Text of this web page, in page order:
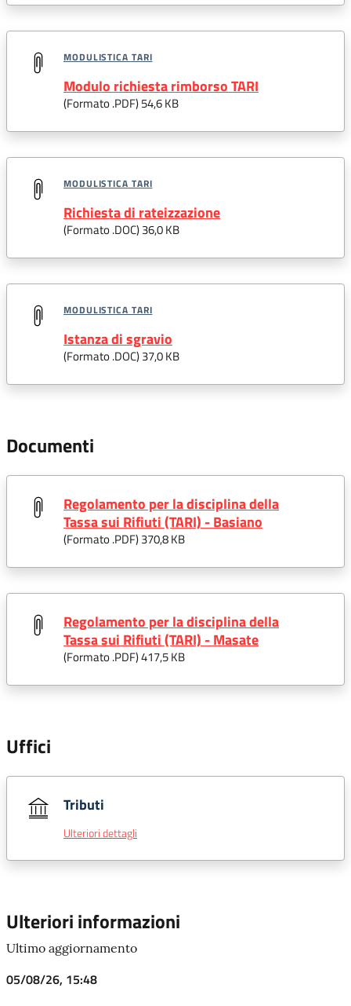
MODULISTICA TARI
Modulo richiesta rimborso TARI
(Formato .PDF) 54,6 KB
MODULISTICA TARI
Richiesta di rateizzazione
(Formato .DOC) 36,0 KB
MODULISTICA TARI
Istanza di sgravio
(Formato .DOC) 37,0 KB
Documenti
Regolamento per la disciplina della
Tassa sui Rifiuti (TARI) - Basiano
(Formato .PDF) 370,8 KB
Regolamento per la disciplina della
Tassa sui Rifiuti (TARI) - Masate
(Formato .PDF) 417,5 KB
Uffici
Tributi
Ulteriori dettagli
Ulteriori informazioni
Ultimo aggiornamento
05/08/26, 15:48